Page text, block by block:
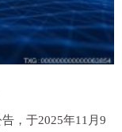
，于2025年11月9